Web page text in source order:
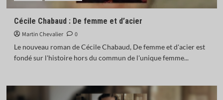
Cécile Chabaud : De femme et d’acier
Martin Chevalier
0
Le nouveau roman de Cécile Chabaud, De femme et d'acier est
fondé sur l'histoire hors du commun de l'unique femme...